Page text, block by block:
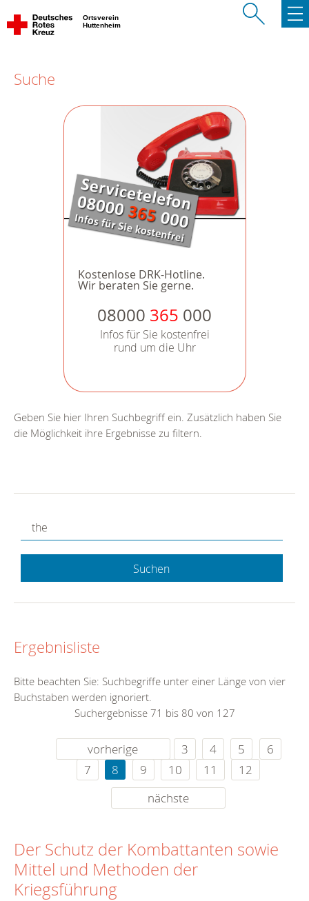
Ortsverein
Huttenheim
Suche
Kostenlose DRK-Hotline.
Wir beraten Sie gerne.
08000 365 000
Infos für Sie kostenfrei
rund um die Uhr
Geben Sie hier Ihren Suchbegriff ein. Zusätzlich haben Sie
die Möglichkeit ihre Ergebnisse zu filtern.
Suchen
Ergebnisliste
Bitte beachten Sie: Suchbegriffe unter einer Länge von vier
Buchstaben werden ignoriert.
Suchergebnisse 71 bis 80 von 127
vorherige 3 4 5
6
7
8 9 10 11
12
nächste
Der Schutz der Kombattanten sowie
Mittel und Methoden der
Kriegsführung